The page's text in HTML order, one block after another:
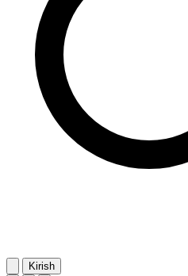
Kirish